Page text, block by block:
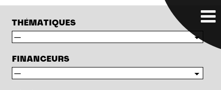
THÉMATIQUES
FINANCEURS